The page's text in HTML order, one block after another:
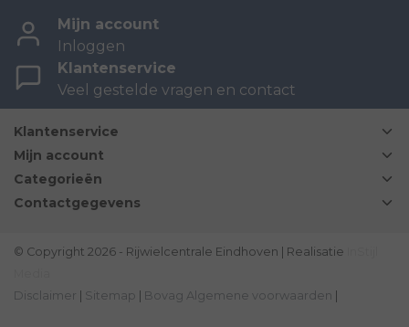
Mijn account
Inloggen
Klantenservice
Veel gestelde vragen en contact
Klantenservice
Mijn account
Categorieën
Contactgegevens
© Copyright 2026 - Rijwielcentrale Eindhoven | Realisatie
Disclaimer
Sitemap Bovag Algemene voorwaarden